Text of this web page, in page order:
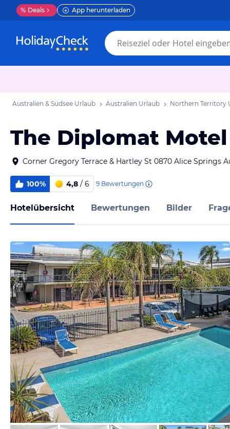
% Deals App herunterladen
Australien & Südsee Urlaub Australien Urlaub Northern Territory
The Diplomat Motel
Corner Gregory Terrace & Hartley St 0870 Alice Springs
100% 4,8 / 6 9 Bewertungen
Hotelübersicht Bewertungen Bilder